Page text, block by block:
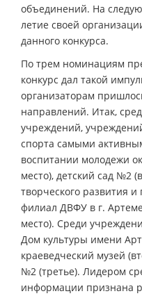
объединений. На
летие своей
данного конкурса.
По трем номинациям
конкурс дал такой
организаторам
направлений. Итак,
учреждений,
спорта самыми
воспитании молодежи
место), детский сад №2
творческого развития
филиал ДВФУ в г.
место). Среди
Дом культуры имени
краеведческий музей
№2 (третье). Лидером
информации признана